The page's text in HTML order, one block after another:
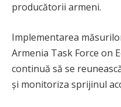
producătorii armeni.
Implementarea
Armenia Task Force on
continuă să se
și monitoriza sprijinul